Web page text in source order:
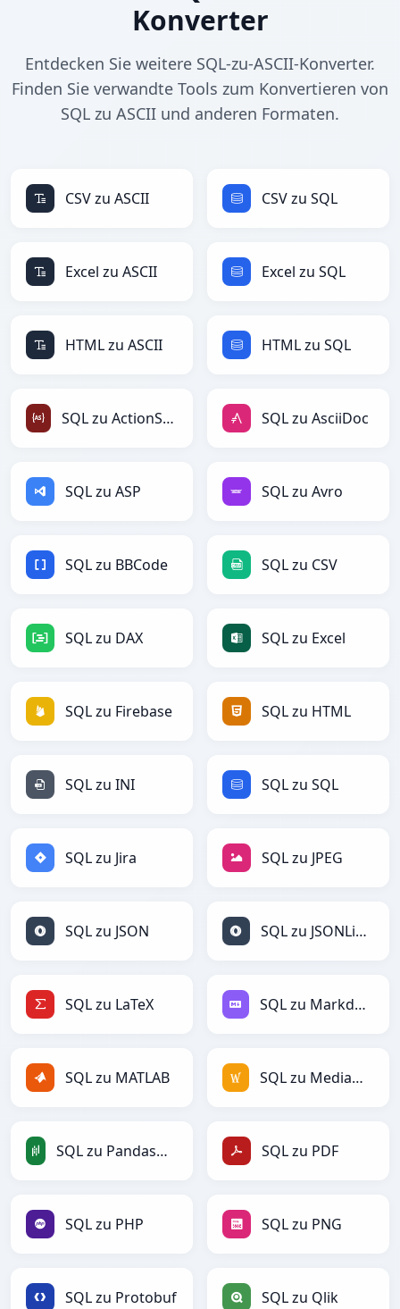
Konverter
Entdecken Sie weitere SQL-zu-ASCII-Konverter.
Finden Sie verwandte Tools zum Konvertieren von
SQL zu ASCII und anderen Formaten.
CSV zu ASCII CSV zu SQL
Excel zu ASCII Excel zu SQL
HTML zu ASCII HTML zu SQL
SQL zu ActionScript SQL zu AsciiDoc
SQL zu ASP SQL zu Avro
SQL zu BBCode SQL zu CSV
SQL zu DAX SQL zu Excel
SQL zu Firebase SQL zu HTML
SQL zu INI SQL zu SQL
SQL zu Jira SQL zu JPEG
SQL zu JSON SQL zu JSONLines
SQL zu LaTeX SQL zu Markdown
SQL zu MATLAB SQL zu MediaWiki
SQL zu PandasDataFrame SQL zu PDF
SQL zu PHP SQL zu PNG
SQL zu Protobuf SQL zu Qlik